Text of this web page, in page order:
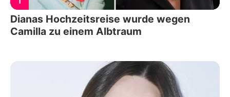
Dianas Hochzeitsreise wurde wegen
Camilla zu einem Albtraum